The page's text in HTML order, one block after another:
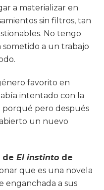
a materializar en
sin filtros, tan
No tengo
a un trabajo
favorito en
intentado con la
porqué pero después
un nuevo
de El instinto de
que es una novela
a sus